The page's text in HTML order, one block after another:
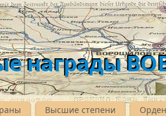
награды
Высшие степени